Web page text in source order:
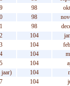
98
98
98
104
104
104
104
104
104